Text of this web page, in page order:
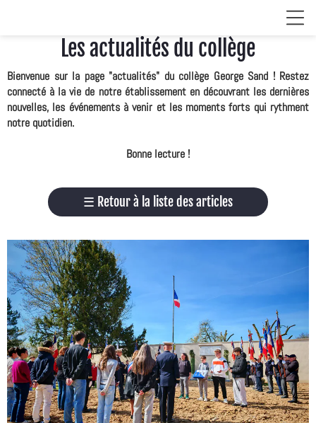
Les actualités du collège
Bienvenue sur la page "actualités" du collège George Sand ! Restez
connecté à la vie de notre établissement en découvrant les dernières
nouvelles, les événements à venir et les moments forts qui rythment
notre quotidien.
Bonne lecture !
☰ Retour à la liste des articles